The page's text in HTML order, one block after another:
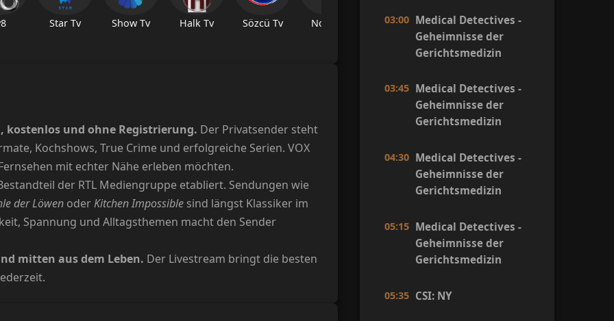
Star Tv Show Tv Halk Tv Sözcü Tv Now Tv TRT Spor A Spor A Haber
kostenlos und ohne Registrierung. Der Privatsender steht
Kochshows, True Crime und erfolgreiche Serien. VOX
mit echter Nähe erleben möchten.
der RTL Mediengruppe etabliert. Sendungen wie
der Löwen oderKitchen Impossible sind längst Klassiker im
Spannung und Alltagsthemen macht den Sender
mitten aus dem Leben. Der Livestream bringt die besten
03:00 Medical Detectives -
Geheimnisse der
Gerichtsmedizin
03:45 Medical Detectives -
Geheimnisse der
Gerichtsmedizin
04:30 Medical Detectives -
Geheimnisse der
Gerichtsmedizin
05:15 Medical Detectives -
Geheimnisse der
Gerichtsmedizin
05:35 CSI: NY